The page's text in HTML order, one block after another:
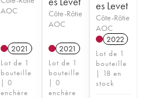
AOC
2021
Lot de 1
bouteille
| 0
enchère
Côte-Rôtie
AOC
2021
Lot de 1
bouteille
| 0
enchère
es Levet
Côte-Rôtie
AOC
2022
Lot de 1
bouteille
| 18 en
stock